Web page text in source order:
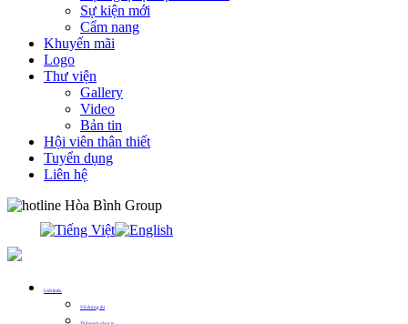
Sự kiện mới
Cẩm nang
Khuyến mãi
Logo
Thư viện
Gallery
Video
Bản tin
Hội viên thân thiết
Tuyển dụng
Liên hệ
Giới thiệu
Về chúng tôi